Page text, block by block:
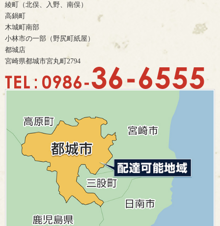
綾町（北俣、入野、南俣）
高鍋町
木城町南部
小林市の一部（野尻町紙屋）
都城店
宮崎県都城市宮丸町2794